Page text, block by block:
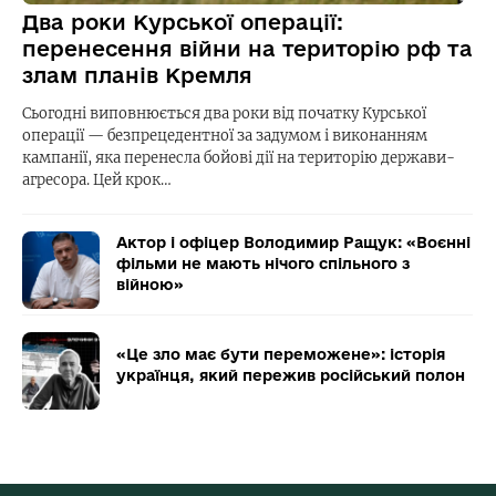
Два роки Курської операції:
перенесення війни на територію рф та
злам планів Кремля
Сьогодні виповнюється два роки від початку Курської
операції — безпрецедентної за задумом і виконанням
кампанії, яка перенесла бойові дії на територію держави-
агресора. Цей крок…
Актор і офіцер Володимир Ращук: «Воєнні
фільми не мають нічого спільного з
війною»
«Це зло має бути переможене»: історія
українця, який пережив російський полон